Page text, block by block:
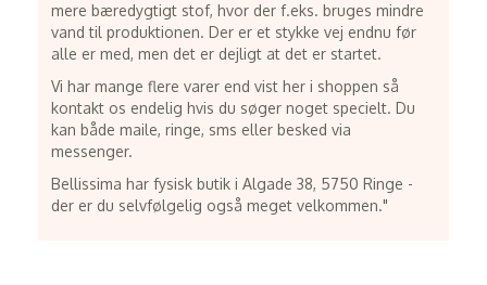
mere bæredygtigt stof, hvor der f.eks. bruges mindre
vand til produktionen. Der er et stykke vej endnu før
alle er med, men det er dejligt at det er startet.
Vi har mange flere varer end vist her i shoppen så
kontakt os endelig hvis du søger noget specielt. Du
kan både maile, ringe, sms eller besked via
messenger.
Bellissima har fysisk butik i Algade 38, 5750 Ringe -
der er du selvfølgelig også meget velkommen."